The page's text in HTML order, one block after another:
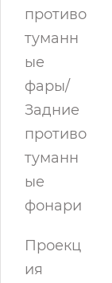
противо
туманн
ые
фары/
Задние
противо
туманн
ые
фонари
Проекц
ия